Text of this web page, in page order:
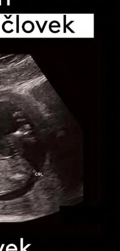
utkaný v hlbinách zeme.
bolo napísané do Tvojej
jeden z nich nejestvoval.
Hospodinov - úmysly
a nádej.
mojej matky a povolal svojou